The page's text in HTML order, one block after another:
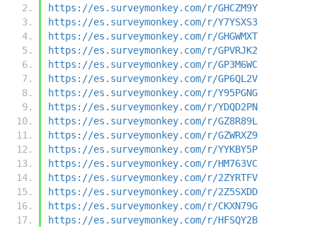
https://es.surveymonkey.com/r/GHCZM9Y
https://es.surveymonkey.com/r/Y7YSXS3
https://es.surveymonkey.com/r/GHGWMXT
https://es.surveymonkey.com/r/GPVRJK2
https://es.surveymonkey.com/r/GP3M6WC
https://es.surveymonkey.com/r/GP6QL2V
https://es.surveymonkey.com/r/Y95PGNG
https://es.surveymonkey.com/r/YDQD2PN
https://es.surveymonkey.com/r/GZ8R89L
https://es.surveymonkey.com/r/GZWRXZ9
https://es.surveymonkey.com/r/YYKBY5P
https://es.surveymonkey.com/r/HM763VC
https://es.surveymonkey.com/r/2ZYRTFV
https://es.surveymonkey.com/r/2Z5SXDD
https://es.surveymonkey.com/r/CKXN79G
https://es.surveymonkey.com/r/HFSQY2B